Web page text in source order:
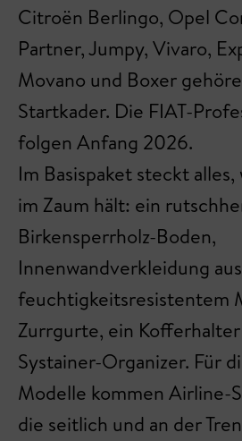
Citroën Berlingo, Opel
Partner, Jumpy, Vivaro,
Movano und Boxer
Startkader. Die FIAT-
folgen Anfang 2026.
Im Basispaket steckt alles,
im Zaum hält: ein
Birkensperrholz-Boden,
Innenwandverkleidung
feuchtigkeitsresistentem
Zurrgurte, ein
Systainer-Organizer. Für
Modelle kommen Airline-
die seitlich und an der